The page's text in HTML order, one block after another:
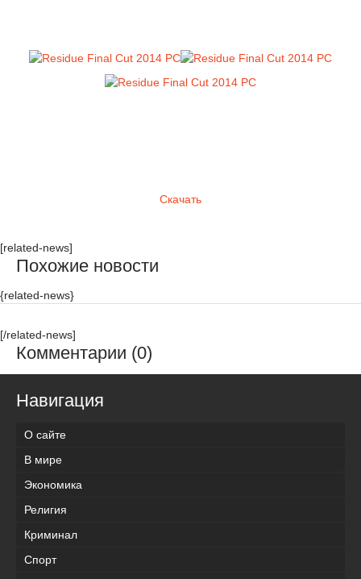
Скачать
[related-news]
Похожие новости
{related-news}
[/related-news]
Комментарии (0)
Навигация
О сайте
В мире
Экономика
Религия
Криминал
Спорт